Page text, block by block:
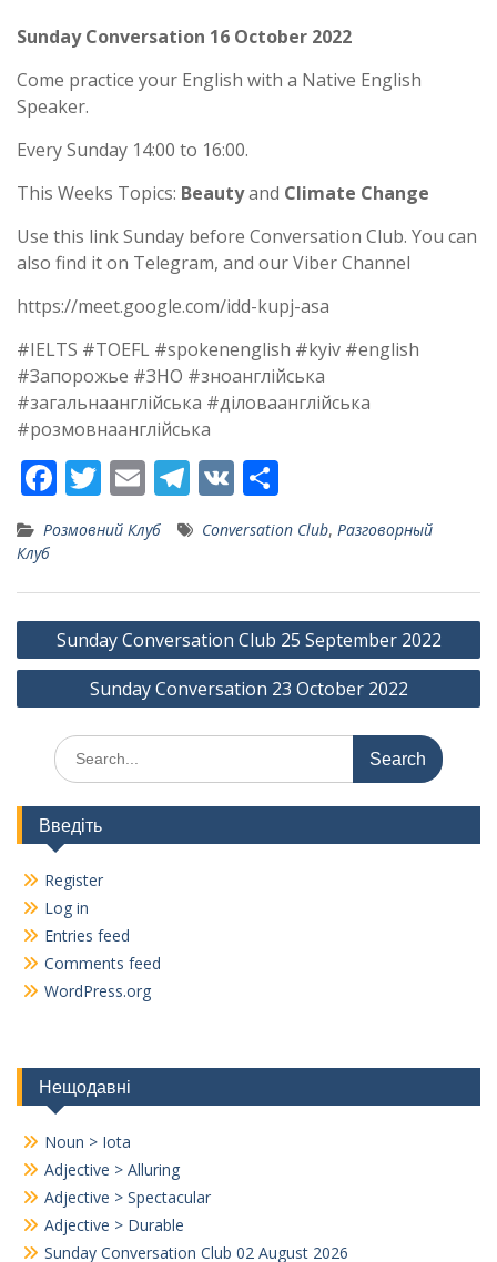
Sunday Conversation 16 October 2022
Come practice your English with a Native English
Speaker.
Every Sunday 14:00 to 16:00.
This Weeks Topics: Beautyand Climate Change
Use this link Sunday before Conversation Club. You can
also find it on Telegram, and our Viber Channel
https://meet.google.com/idd-kupj-asa
#IELTS #TOEFL #spokenenglish #kyiv #english
#Запорожье #ЗНО #зноанглійська
#загальнаанглійська #діловаанглійська
#розмовнаанглійська
F
e
b
o
o
T
w
itt
er
E
m
ai
l
T
el
e
gr
a
m
V
h
ar
e
Розмовний Клуб Conversation Club, Разговорный
Клуб
Post
navigation
Sunday Conversation Club 25 September 2022
Sunday Conversation 23 October 2022
Search
for:
Введіть
Register
Log in
Entries feed
Comments feed
WordPress.org
Нещодавні
Noun > Iota
Adjective > Alluring
Adjective > Spectacular
Adjective > Durable
Sunday Conversation Club 02 August 2026